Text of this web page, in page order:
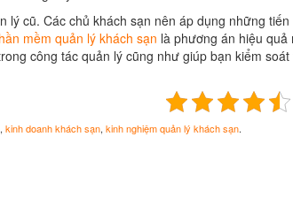
lý cũ. Các chủ khách sạn nên áp dụng những
mềm quản lý khách sạn là phương án hiệu quả
công tác quản lý cũng như giúp bạn kiểm
, kinh doanh khách sạn, kinh nghiệm quản lý khách sạn.